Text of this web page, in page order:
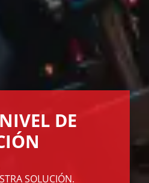
DE
SOLUCIÓN.